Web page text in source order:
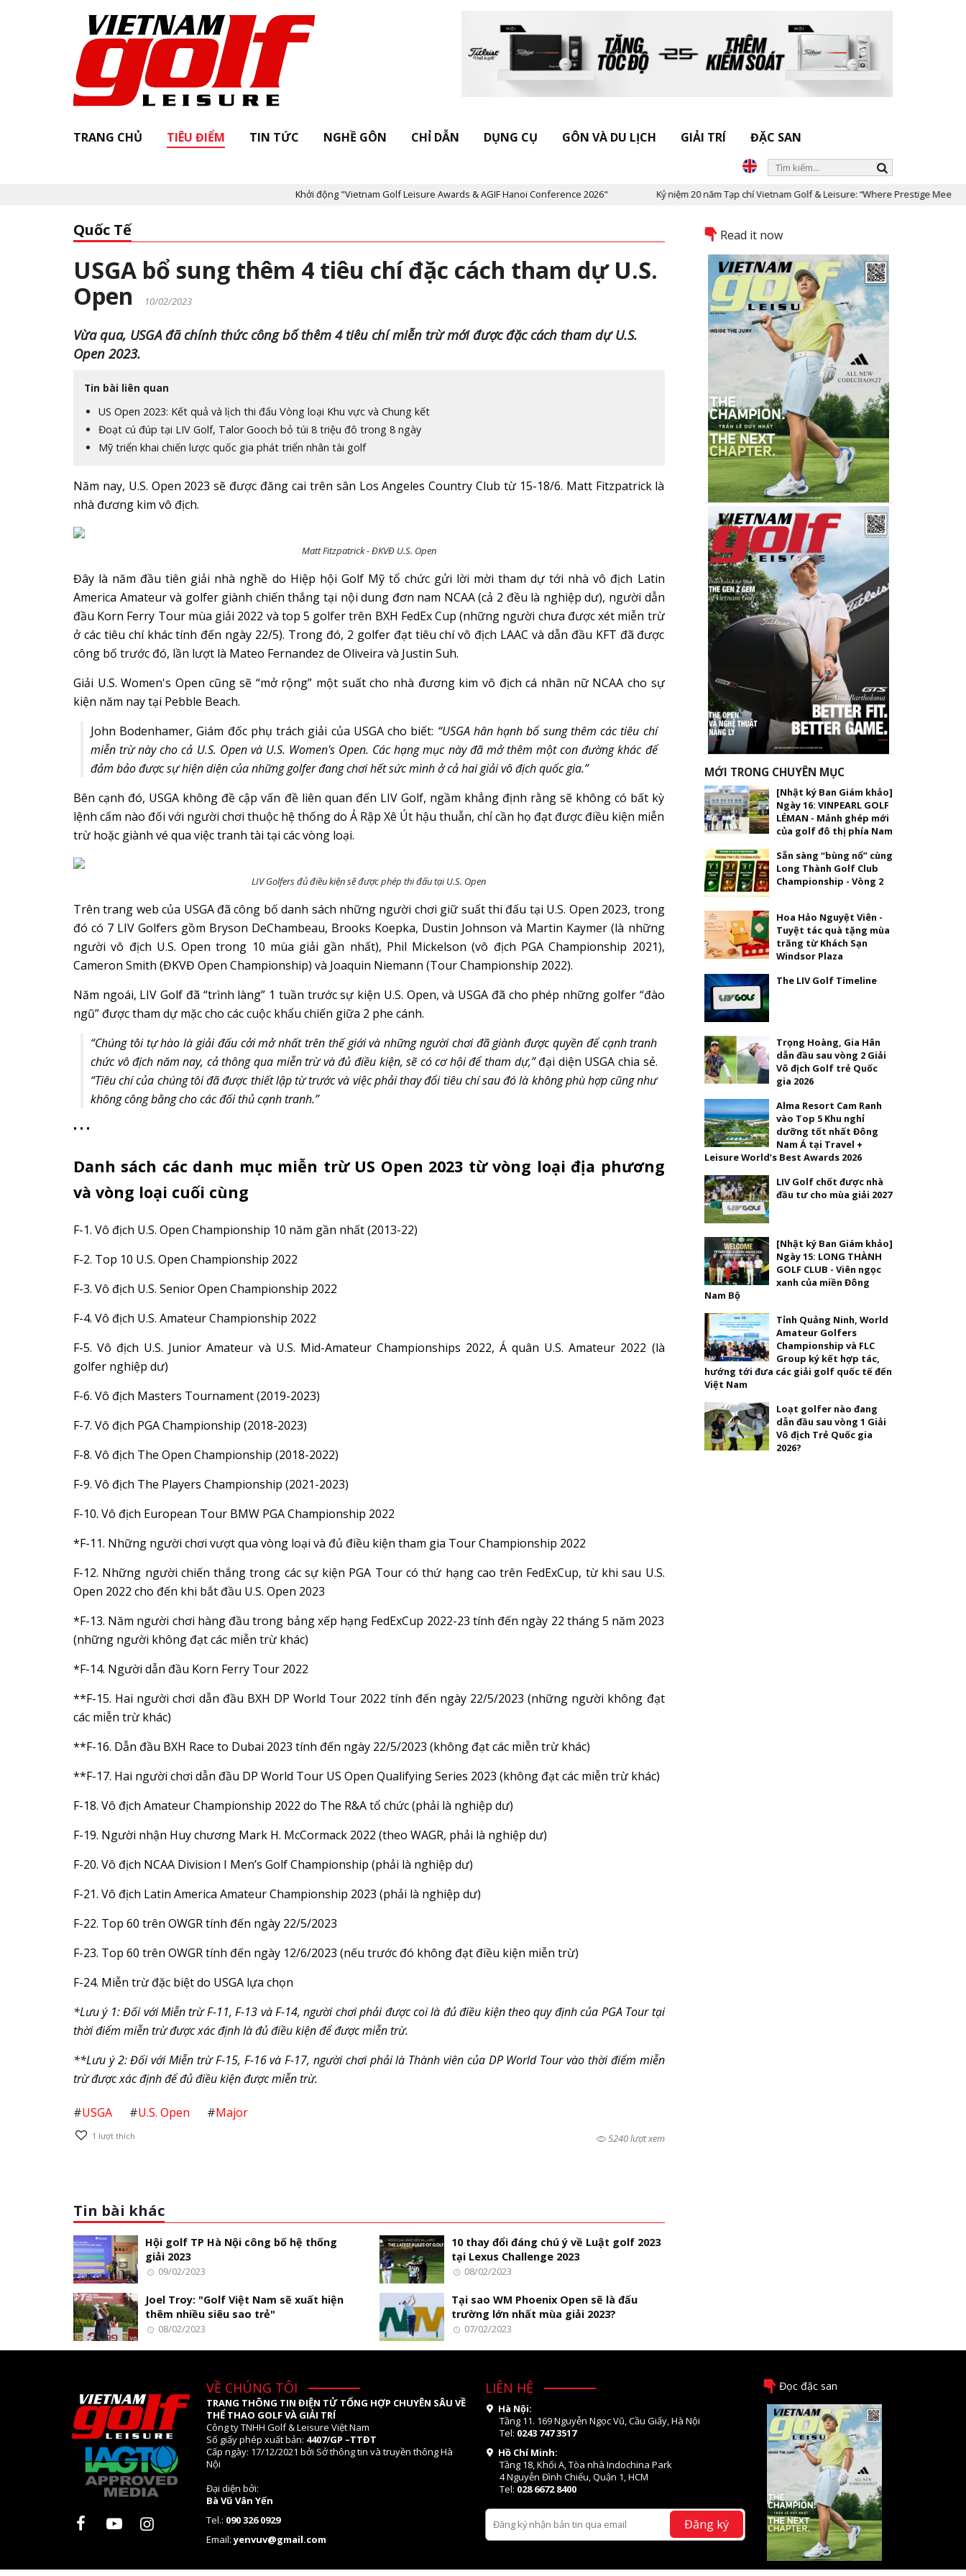
TRANG CHỦ TIÊU ĐIỂM TIN TỨC NGHỀ GÔN CHỈ DẪN DỤNG CỤ GÔN VÀ DU LỊCH GIẢI TRÍ ĐẶC SAN
Khởi động "Vietnam Golf Leisure Awards & AGIF Hanoi Conference 2026" Kỷ niệm 20 năm Tạp chí Vietnam Golf & Leisure: “Where Prestige Meets Legacy”
Quốc Tế
USGA bổ sung thêm 4 tiêu chí đặc cách tham dự U.S.
Open
10/02/2023
Vừa qua, USGA đã chính thức công bố thêm 4 tiêu chí miễn trừ mới được đặc cách tham dự U.S.
Open 2023.
Tin bài liên quan
US Open 2023: Kết quả và lịch thi đấu Vòng loại Khu vực và Chung kết
Đoạt cú đúp tại LIV Golf, Talor Gooch bỏ túi 8 triệu đô trong 8 ngày
Mỹ triển khai chiến lược quốc gia phát triển nhân tài golf
Năm nay, U.S. Open 2023 sẽ được đăng cai trên sân Los Angeles Country Club từ 15-18/6. Matt Fitzpatrick là
nhà đương kim vô địch.
Matt Fitzpatrick - ĐKVĐ U.S. Open
Đây là năm đầu tiên giải nhà nghề do Hiệp hội Golf Mỹ tổ chức gửi lời mời tham dự tới nhà vô địch Latin
America Amateur và golfer giành chiến thắng tại nội dung đơn nam NCAA (cả 2 đều là nghiệp dư), người dẫn
đầu Korn Ferry Tour mùa giải 2022 và top 5 golfer trên BXH FedEx Cup (những người chưa được xét miễn trừ
ở các tiêu chí khác tính đến ngày 22/5). Trong đó, 2 golfer đạt tiêu chí vô địch LAAC và dẫn đầu KFT đã được
công bố trước đó, lần lượt là Mateo Fernandez de Oliveira và Justin Suh.
Giải U.S. Women's Open cũng sẽ “mở rộng” một suất cho nhà đương kim vô địch cá nhân nữ NCAA cho sự
kiện năm nay tại Pebble Beach.
John Bodenhamer, Giám đốc phụ trách giải của USGA cho biết: “USGA hân hạnh bổ sung thêm các tiêu chí
miễn trừ này cho cả U.S. Open và U.S. Women's Open. Các hạng mục này đã mở thêm một con đường khác để
đảm bảo được sự hiện diện của những golfer đang chơi hết sức mình ở cả hai giải vô địch quốc gia.”
Bên cạnh đó, USGA không đề cập vấn đề liên quan đến LIV Golf, ngầm khẳng định rằng sẽ không có bất kỳ
lệnh cấm nào đối với người chơi thuộc hệ thống do Ả Rập Xê Út hậu thuẫn, chỉ cần họ đạt được điều kiện miễn
trừ hoặc giành vé qua việc tranh tài tại các vòng loại.
LIV Golfers đủ điều kiện sẽ được phép thi đấu tại U.S. Open
Trên trang web của USGA đã công bố danh sách những người chơi giữ suất thi đấu tại U.S. Open 2023, trong
đó có 7 LIV Golfers gồm Bryson DeChambeau, Brooks Koepka, Dustin Johnson và Martin Kaymer (là những
người vô địch U.S. Open trong 10 mùa giải gần nhất), Phil Mickelson (vô địch PGA Championship 2021),
Cameron Smith (ĐKVĐ Open Championship) và Joaquin Niemann (Tour Championship 2022).
Năm ngoái, LIV Golf đã “trình làng” 1 tuần trước sự kiện U.S. Open, và USGA đã cho phép những golfer “đào
ngũ” được tham dự mặc cho các cuộc khẩu chiến giữa 2 phe cánh.
“Chúng tôi tự hào là giải đấu cởi mở nhất trên thế giới và những người chơi đã giành được quyền để cạnh tranh
chức vô địch năm nay, cả thông qua miễn trừ và đủ điều kiện, sẽ có cơ hội để tham dự,”đại diện USGA chia sẻ.
“Tiêu chí của chúng tôi đã được thiết lập từ trước và việc phải thay đổi tiêu chí sau đó là không phù hợp cũng như
không công bằng cho các đối thủ cạnh tranh.”
• • •
Danh sách các danh mục miễn trừ US Open 2023 từ vòng loại địa phương
và vòng loại cuối cùng
F-1. Vô địch U.S. Open Championship 10 năm gần nhất (2013-22)
F-2. Top 10 U.S. Open Championship 2022
F-3. Vô địch U.S. Senior Open Championship 2022
F-4. Vô địch U.S. Amateur Championship 2022
F-5. Vô địch U.S. Junior Amateur và U.S. Mid-Amateur Championships 2022, Á quân U.S. Amateur 2022 (là
golfer nghiệp dư)
F-6. Vô địch Masters Tournament (2019-2023)
F-7. Vô địch PGA Championship (2018-2023)
F-8. Vô địch The Open Championship (2018-2022)
F-9. Vô địch The Players Championship (2021-2023)
F-10. Vô địch European Tour BMW PGA Championship 2022
*F-11. Những người chơi vượt qua vòng loại và đủ điều kiện tham gia Tour Championship 2022
F-12. Những người chiến thắng trong các sự kiện PGA Tour có thứ hạng cao trên FedExCup, từ khi sau U.S.
Open 2022 cho đến khi bắt đầu U.S. Open 2023
*F-13. Năm người chơi hàng đầu trong bảng xếp hạng FedExCup 2022-23 tính đến ngày 22 tháng 5 năm 2023
(những người không đạt các miễn trừ khác)
*F-14. Người dẫn đầu Korn Ferry Tour 2022
**F-15. Hai người chơi dẫn đầu BXH DP World Tour 2022 tính đến ngày 22/5/2023 (những người không đạt
các miễn trừ khác)
**F-16. Dẫn đầu BXH Race to Dubai 2023 tính đến ngày 22/5/2023 (không đạt các miễn trừ khác)
**F-17. Hai người chơi dẫn đầu DP World Tour US Open Qualifying Series 2023 (không đạt các miễn trừ khác)
F-18. Vô địch Amateur Championship 2022 do The R&A tổ chức (phải là nghiệp dư)
F-19. Người nhận Huy chương Mark H. McCormack 2022 (theo WAGR, phải là nghiệp dư)
F-20. Vô địch NCAA Division I Men’s Golf Championship (phải là nghiệp dư)
F-21. Vô địch Latin America Amateur Championship 2023 (phải là nghiệp dư)
F-22. Top 60 trên OWGR tính đến ngày 22/5/2023
F-23. Top 60 trên OWGR tính đến ngày 12/6/2023 (nếu trước đó không đạt điều kiện miễn trừ)
F-24. Miễn trừ đặc biệt do USGA lựa chọn
*Lưu ý 1: Đối với Miễn trừ F-11, F-13 và F-14, người chơi phải được coi là đủ điều kiện theo quy định của PGA Tour tại
thời điểm miễn trừ được xác định là đủ điều kiện để được miễn trừ.
**Lưu ý 2: Đối với Miễn trừ F-15, F-16 và F-17, người chơi phải là Thành viên của DP World Tour vào thời điểm miễn
trừ được xác định để đủ điều kiện được miễn trừ.
#USGA #U.S. Open #Major
1 lượt thích 5240 lượt xem
Tin bài khác
Hội golf TP Hà Nội công bố hệ thống
giải 2023
09/02/2023
10 thay đổi đáng chú ý về Luật golf 2023
tại Lexus Challenge 2023
08/02/2023
Joel Troy: "Golf Việt Nam sẽ xuất hiện
thêm nhiều siêu sao trẻ"
08/02/2023
Tại sao WM Phoenix Open sẽ là đấu
trường lớn nhất mùa giải 2023?
07/02/2023
Read it now
MỚI TRONG CHUYÊN MỤC
[Nhật ký Ban Giám khảo]
Ngày 16: VINPEARL GOLF
LÉMAN - Mảnh ghép mới
của golf đô thị phía Nam
Sẵn sàng “bùng nổ” cùng
Long Thành Golf Club
Championship - Vòng 2
Hoa Hảo Nguyệt Viên -
Tuyệt tác quà tặng mùa
trăng từ Khách Sạn
Windsor Plaza
The LIV Golf Timeline
Trọng Hoàng, Gia Hân
dẫn đầu sau vòng 2 Giải
Vô địch Golf trẻ Quốc
gia 2026
Alma Resort Cam Ranh
vào Top 5 Khu nghỉ
dưỡng tốt nhất Đông
Nam Á tại Travel +
Leisure World’s Best Awards 2026
LIV Golf chốt được nhà
đầu tư cho mùa giải 2027
[Nhật ký Ban Giám khảo]
Ngày 15: LONG THÀNH
GOLF CLUB - Viên ngọc
xanh của miền Đông
Nam Bộ
Tỉnh Quảng Ninh, World
Amateur Golfers
Championship và FLC
Group ký kết hợp tác,
hướng tới đưa các giải golf quốc tế đến
Việt Nam
Loạt golfer nào đang
dẫn đầu sau vòng 1 Giải
Vô địch Trẻ Quốc gia
2026?
VỀ CHÚNG TÔI
TRANG THÔNG TIN ĐIỆN TỬ TỔNG HỢP CHUYÊN SÂU VỀ
THỂ THAO GOLF VÀ GIẢI TRÍ
Công ty TNHH Golf & Leisure Việt Nam
Số giấy phép xuất bản: 4407/GP –TTĐT
Cấp ngày: 17/12/2021 bởi Sở thông tin và truyền thông Hà
Nội
Đại diện bởi:
Bà Vũ Vân Yến
Tel.: 090 326 0929
Email:yenvuv@gmail.com
LIÊN HỆ
Hà Nội:
Tầng 11. 169 Nguyễn Ngọc Vũ, Cầu Giấy, Hà Nội
Tel: 0243 747 3517
Hồ Chí Minh:
Tầng 18, Khối A, Tòa nhà Indochina Park
4 Nguyễn Đình Chiểu, Quận 1, HCM
Tel: 028 6672 8400
Đăng ký
Đọc đặc san